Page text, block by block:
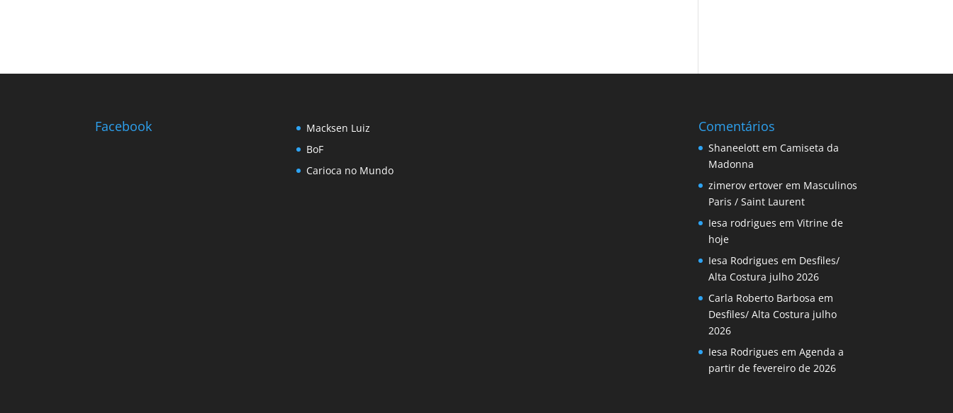
Facebook
Macksen Luiz
BoF
Carioca no Mundo
Comentários
Shaneelott em Camiseta da
Madonna
zimerov ertover em Masculinos
Paris / Saint Laurent
Iesa rodrigues emVitrine de
hoje
Iesa Rodrigues em Desfiles/
Alta Costura julho 2026
Carla Roberto Barbosa em
Desfiles/ Alta Costura julho
2026
Iesa Rodrigues emAgenda a
partir de fevereiro de 2026